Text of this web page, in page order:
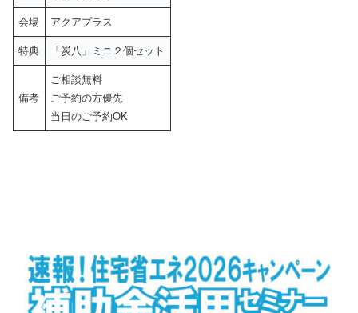
会場 アクアプラス
特典 「炭八」ミニ２個セット
備考
ご相談無料
ご予約の方優先
当日のご予約OK